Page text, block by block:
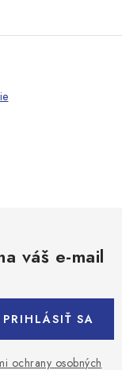
váš e-mail
ochrany osobných
PRIHLÁSIŤ SA